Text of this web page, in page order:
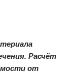
Расчёт
от